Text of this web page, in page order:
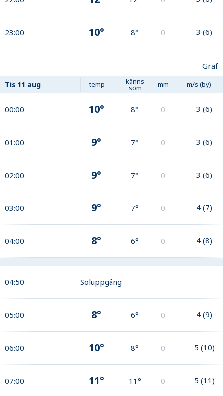
23:00 10° 8° 0 3 (6)
Graf
Tis 11 aug temp känns
som mm m/s (by)
00:00 10° 8° 0 3 (6)
01:00 9° 7° 0 3 (6)
02:00 9° 7° 0 3 (6)
03:00 9° 7° 0 4 (7)
04:00 8° 6° 0 4 (8)
04:50 Soluppgång
05:00 8° 6° 0 4 (9)
06:00 10° 8° 0 5 (10)
07:00 11° 11° 0 5 (11)